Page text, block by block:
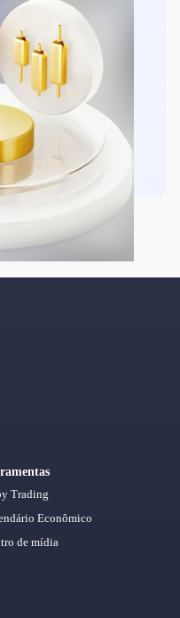
Trading
Econômico
de mídia